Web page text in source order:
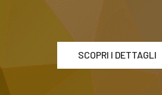
SCOPRI I DETTAGLI